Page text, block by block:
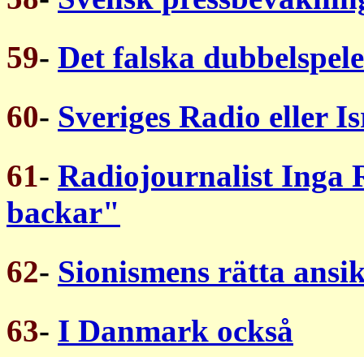
59- Det falska
60- Sveriges Radio eller
61- Radiojournalist Inga
backar"
62- Sionismens rätta
63- I Danmark också